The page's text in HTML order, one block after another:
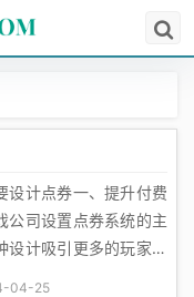
设计点券一、提升付费
公司设置点券系统的主
设计吸引更多的玩家投
力和金钱，以此来提高
04-25